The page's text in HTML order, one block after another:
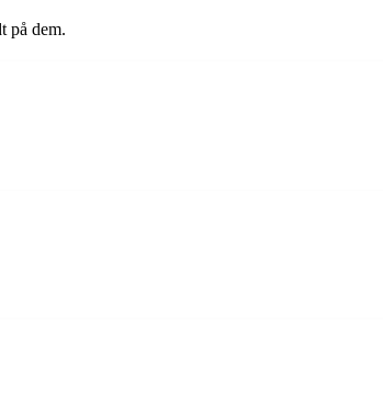
på dem.